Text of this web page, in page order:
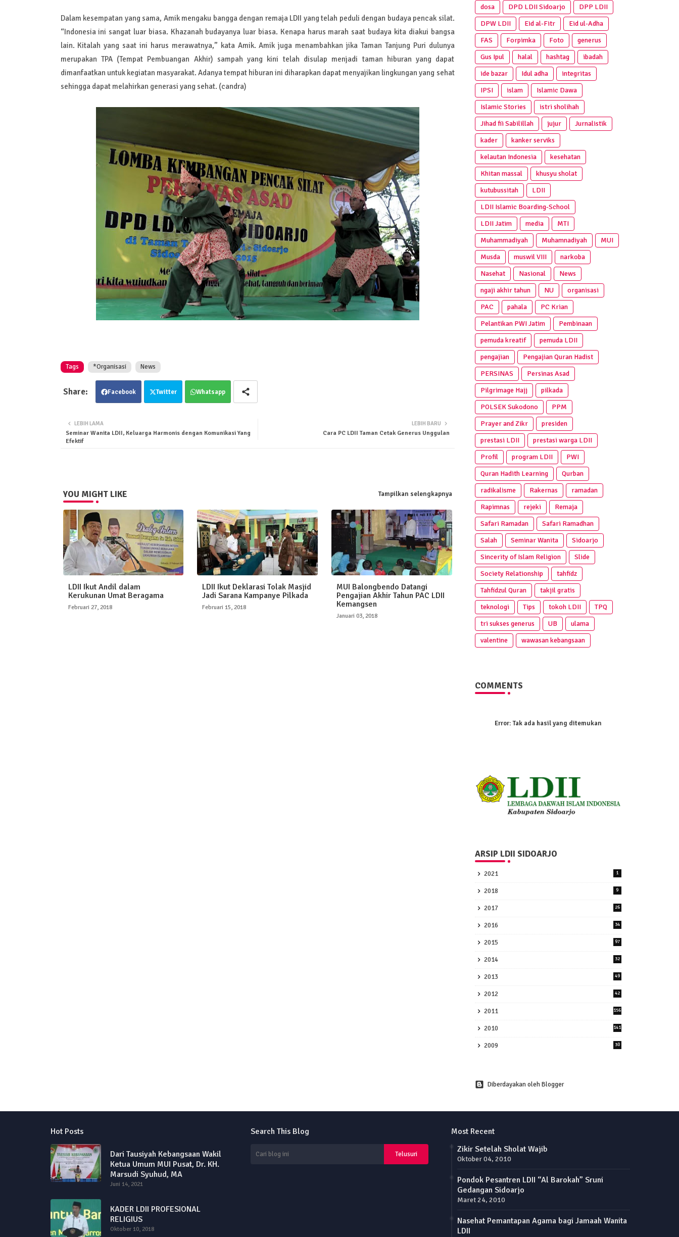
Dalam kesempatan yang sama, Amik mengaku bangga dengan remaja LDII yang telah peduli dengan budaya pencak silat.
“Indonesia ini sangat luar biasa. Khazanah budayanya luar biasa. Kenapa harus marah saat budaya kita diakui bangsa
lain. Kitalah yang saat ini harus merawatnya,” kata Amik. Amik juga menambahkan jika Taman Tanjung Puri dulunya
merupakan TPA (Tempat Pembuangan Akhir) sampah yang kini telah disulap menjadi taman hiburan yang dapat
dimanfaatkan untuk kegiatan masyarakat. Adanya tempat hiburan ini diharapkan dapat menyajikan lingkungan yang sehat
sehingga dapat melahirkan generasi yang sehat. (candra)
Tags *Organisasi News
Facebook Twitter Whatsapp
LEBIH BARU
Cara PC LDII Taman Cetak Generus Unggulan
LEBIH LAMA
Seminar Wanita LDII, Keluarga Harmonis dengan Komunikasi Yang
Efektif
YOU MIGHT LIKE Tampilkan selengkapnya
LDII Ikut Andil dalam
Kerukunan Umat Beragama
Februari 27, 2018
LDII Ikut Deklarasi Tolak Masjid
Jadi Sarana Kampanye Pilkada
Februari 15, 2018
MUI Balongbendo Datangi
Pengajian Akhir Tahun PAC LDII
Kemangsen
Januari 03, 2018
dosa
DPD LDII Sidoarjo
DPP LDII
DPW LDII
Eid al-Fitr
Eid ul-Adha
FAS
Forpimka Foto
generus
Gus Ipul
halal hashtag
ibadah
ide bazar
Idul adha
integritas
IPSI
islam
Islamic Dawa
Islamic Stories
istri sholihah
Jihad fii Sabilillah
jujur
Jurnalistik
kader
kanker serviks
kelautan Indonesia
kesehatan
Khitan massal
khusyu sholat
kutubussitah
LDII
LDII Islamic Boarding-School
LDII Jatim
media
MTI
Muhammadiyah
Muhamnadiyah
MUI
Musda
muswil VIII
narkoba
Nasehat
Nasional
News
ngaji akhir tahun
NU
organisasi
PAC
pahala
PC Krian
Pelantikan PWI Jatim
Pembinaan
pemuda kreatif
pemuda LDII
pengajian
Pengajian Quran Hadist
PERSINAS
Persinas Asad
Pilgrimage Hajj
pilkada
POLSEK Sukodono
PPM
Prayer and Zikr
presiden
prestasi LDII
prestasi warga LDII
Profil
program LDII
PWI
Quran Hadith Learning
Qurban
radikalisme
Rakernas
ramadan
Rapimnas
rejeki
Remaja
Safari Ramadan
Safari Ramadhan
Salah
Seminar Wanita
Sidoarjo
Sincerity of Islam Religion
Slide
Society Relationship
tahfidz
Tahfidzul Quran
takjil gratis
teknologi
Tips tokoh LDII
TPQ
tri sukses generus
UB
ulama
valentine
wawasan kebangsaan
COMMENTS
Error:Tak ada hasil yang ditemukan
ARSIP LDII SIDOARJO
2021 1
2018 9
2017 26
2016 34
2015 97
2014 32
2013 49
2012 42
2011 156
2010 141
2009 30
Diberdayakan oleh Blogger
Hot Posts
Dari Tausiyah Kebangsaan Wakil
Ketua Umum MUI Pusat, Dr. KH.
Marsudi Syuhud, MA
Juni 14, 2021
KADER LDII PROFESIONAL
RELIGIUS
Oktober 10, 2018
Search This Blog
Most Recent
Zikir Setelah Sholat Wajib
Oktober 04, 2010
Pondok Pesantren LDII “Al Barokah” Sruni
Gedangan Sidoarjo
Maret 24, 2010
Nasehat Pemantapan Agama bagi Jamaah Wanita
LDII